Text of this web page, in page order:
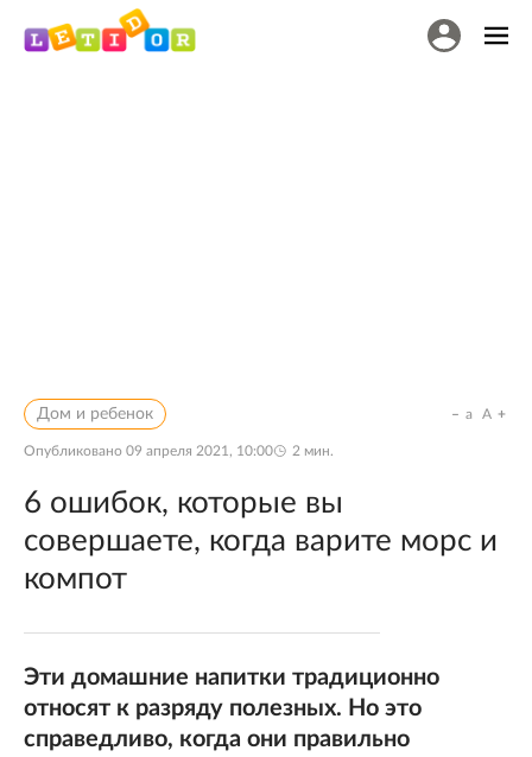
Дом и ребенок
Опубликовано 09 апреля 2021, 10:00 2 мин.
a A
6 ошибок, которые вы
совершаете, когда варите морс и
компот
Эти домашние напитки традиционно
относят к разряду полезных. Но это
справедливо, когда они правильно